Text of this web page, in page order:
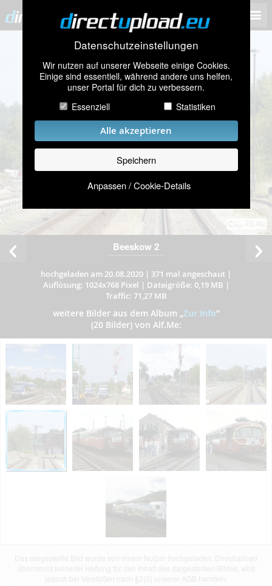
Datenschutzeinstellungen
Wir nutzen auf unserer Webseite einige Cookies.
Einige sind essentiell, während andere uns helfen,
unser Portal für dich zu verbessern.
Essenziell
Statistiken
Alle akzeptieren
Speichern
Anpassen / Cookie-Details
Beeskow 2
hochgeladen am 20.08.2020 | 371 mal angeschaut |
Auflösung: 1024x768 Pixel | Dateigröße: 0,19 MB |
Traffic: 71,27 MB
weitere Bilder aus dem Album „Zur Info”
(20 Bilder) von Alf.Me:
Das dargestellte Bild wurde von einem Nutzer hochgeladen. Directupload